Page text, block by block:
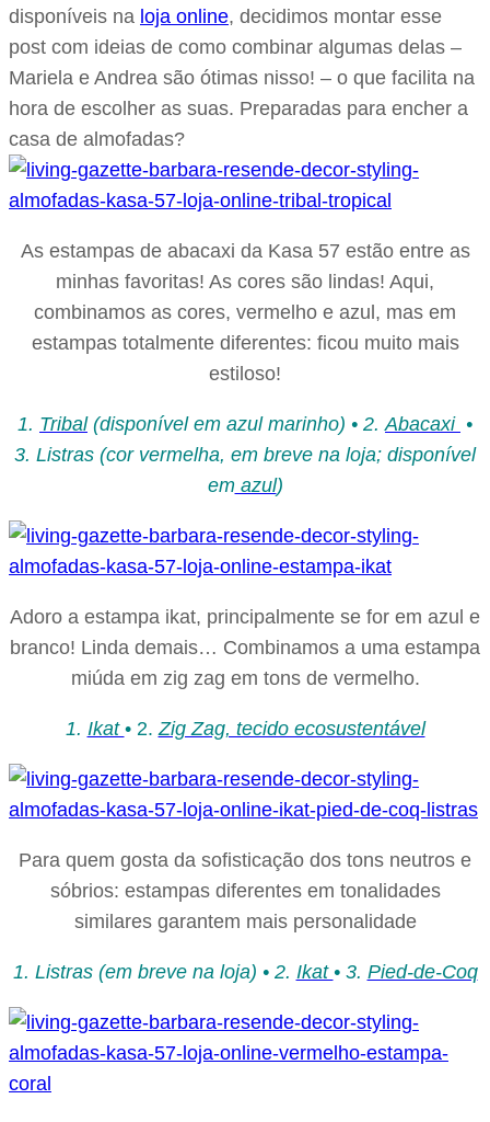
disponíveis na loja online, decidimos montar esse
post com ideias de como combinar algumas delas –
Mariela e Andrea são ótimas nisso! – o que facilita na
hora de escolher as suas. Preparadas para encher a
casa de almofadas?
As estampas de abacaxi da Kasa 57 estão entre as
minhas favoritas! As cores são lindas! Aqui,
combinamos as cores, vermelho e azul, mas em
estampas totalmente diferentes: ficou muito mais
estiloso!
1. Tribal(disponível em azul marinho) • 2. Abacaxi •
3. Listras (cor vermelha, em breve na loja; disponível
emazul)
Adoro a estampa ikat, principalmente se for em azul e
branco! Linda demais… Combinamos a uma estampa
miúda em zig zag em tons de vermelho.
1. Ikat • 2. Zig Zag, tecido ecosustentável
Para quem gosta da sofisticação dos tons neutros e
sóbrios: estampas diferentes em tonalidades
similares garantem mais personalidade
1. Listras (em breve na loja) • 2. Ikat • 3. Pied-de-Coq